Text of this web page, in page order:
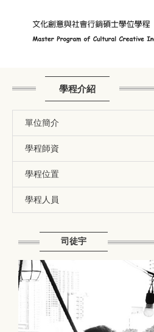
區
學程介紹
單位簡介
學程師資
學程位置
學程人員
司徒宇